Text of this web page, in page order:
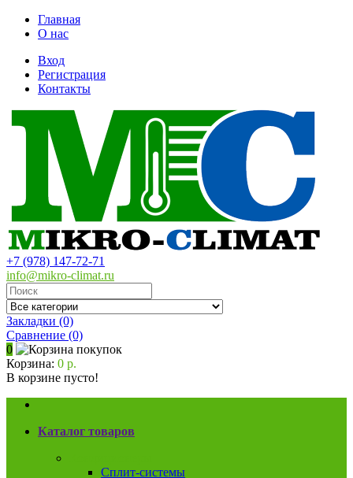
Главная
О нас
Вход
Регистрация
Контакты
+7 (978) 147-72-71
info@mikro-climat.ru
Закладки (0)
Сравнение (0)
0
Корзина: 0 р.
В корзине пусто!
Каталог товаров
Сплит-системы